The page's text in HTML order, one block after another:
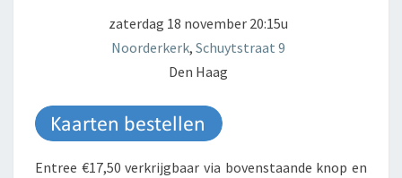
zaterdag 18 november 20:15u
Noorderkerk, Schuytstraat 9
Den Haag
Entree €17,50 verkrijgbaar via bovenstaande knop en